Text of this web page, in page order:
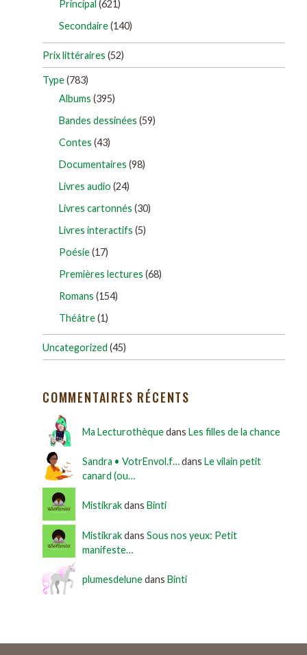
Principal (621)
Secondaire(140)
Prix littéraires (52)
Type(783)
Albums (395)
Bandes dessinées (59)
Contes (43)
Documentaires (98)
Livres audio (24)
Livres cartonnés (30)
Livres interactifs (5)
Poésie(17)
Premières lectures (68)
Romans (154)
Théâtre(1)
Uncategorized (45)
COMMENTAIRES RÉCENTS
Ma Lecturothèquedans Les filles de la chance
Sandra • VotrEnvol.f…dans Le vilain petit
canard (ou…
Mistikrakdans Binti
Mistikrakdans Sous nos yeux: Petit
manifeste…
plumesdelunedans Binti